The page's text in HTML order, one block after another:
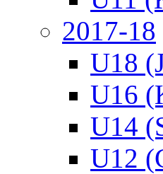
2017-18
U18
U16
U14
U12